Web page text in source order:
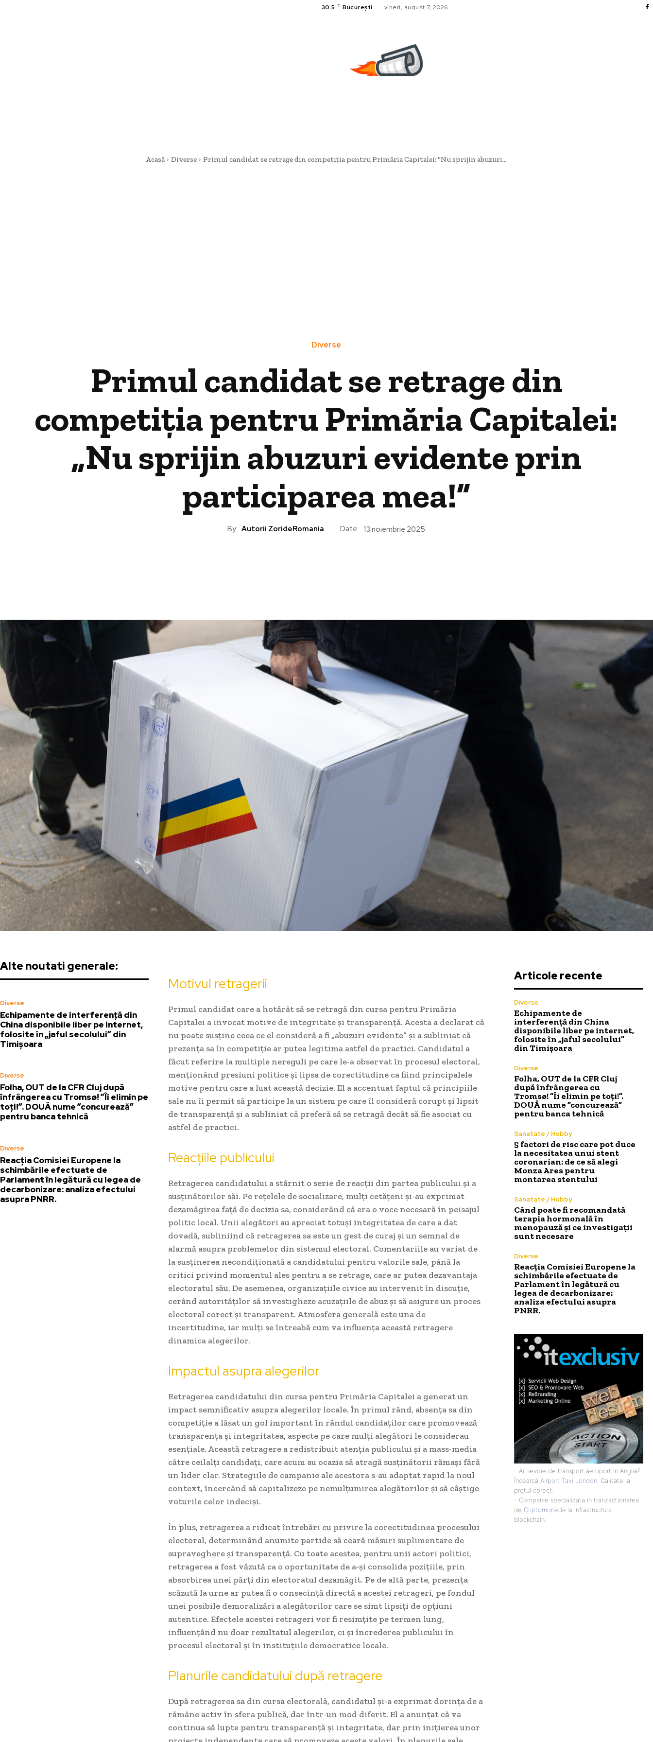
30.5 C București vineri, august 7, 2026
Acasă Diverse Primul candidat se retrage din competiția pentru Primăria Capitalei: "Nu sprijin abuzuri...
Diverse
Primul candidat se retrage din
competiția pentru Primăria Capitalei:
„Nu sprijin abuzuri evidente prin
participarea mea!”
By: Autorii ZorideRomania Date: 13 noiembrie 2025
Alte noutati generale:
Diverse
Echipamente de interferență din
China disponibile liber pe internet,
folosite în „jaful secolului” din
Timișoara
Diverse
Folha, OUT de la CFR Cluj după
înfrângerea cu Tromsø! ”Îi elimin pe
toți!”. DOUĂ nume ”concurează”
pentru banca tehnică
Diverse
Reacția Comisiei Europene la
schimbările efectuate de
Parlament în legătură cu legea de
decarbonizare: analiza efectului
asupra PNRR.
Motivul retragerii
Primul candidat care a hotărât să se retragă din cursa pentru Primăria
Capitalei a invocat motive de integritate și transparență. Acesta a declarat că
nu poate susține ceea ce el consideră a fi „abuzuri evidente” și a subliniat că
prezența sa în competiție ar putea legitima astfel de practici. Candidatul a
făcut referire la multiple nereguli pe care le-a observat în procesul electoral,
menționând presiuni politice și lipsa de corectitudine ca fiind principalele
motive pentru care a luat această decizie. El a accentuat faptul că principiile
sale nu îi permit să participe la un sistem pe care îl consideră corupt și lipsit
de transparență și a subliniat că preferă să se retragă decât să fie asociat cu
astfel de practici.
Reacțiile publicului
Retragerea candidatului a stârnit o serie de reacții din partea publicului și a
susținătorilor săi. Pe rețelele de socializare, mulți cetățeni și-au exprimat
dezamăgirea față de decizia sa, considerând că era o voce necesară în peisajul
politic local. Unii alegători au apreciat totuși integritatea de care a dat
dovadă, subliniind că retragerea sa este un gest de curaj și un semnal de
alarmă asupra problemelor din sistemul electoral. Comentariile au variat de
la susținerea necondiționată a candidatului pentru valorile sale, până la
critici privind momentul ales pentru a se retrage, care ar putea dezavantaja
electoratul său. De asemenea, organizațiile civice au intervenit în discuție,
cerând autorităților să investigheze acuzațiile de abuz și să asigure un proces
electoral corect și transparent. Atmosfera generală este una de
incertitudine, iar mulți se întreabă cum va influența această retragere
dinamica alegerilor.
Impactul asupra alegerilor
Retragerea candidatului din cursa pentru Primăria Capitalei a generat un
impact semnificativ asupra alegerilor locale. În primul rând, absența sa din
competiție a lăsat un gol important în rândul candidaților care promovează
transparența și integritatea, aspecte pe care mulți alegători le considerau
esențiale. Această retragere a redistribuit atenția publicului și a mass-media
către ceilalți candidați, care acum au ocazia să atragă susținătorii rămași fără
un lider clar. Strategiile de campanie ale acestora s-au adaptat rapid la noul
context, încercând să capitalizeze pe nemulțumirea alegătorilor și să câștige
voturile celor indeciși.
În plus, retragerea a ridicat întrebări cu privire la corectitudinea procesului
electoral, determinând anumite partide să ceară măsuri suplimentare de
supraveghere și transparență. Cu toate acestea, pentru unii actori politici,
retragerea a fost văzută ca o oportunitate de a-și consolida pozițiile, prin
absorbirea unei părți din electoratul dezamăgit. Pe de altă parte, prezența
scăzută la urne ar putea fi o consecință directă a acestei retrageri, pe fondul
unei posibile demoralizări a alegătorilor care se simt lipsiți de opțiuni
autentice. Efectele acestei retrageri vor fi resimțite pe termen lung,
influențând nu doar rezultatul alegerilor, ci și încrederea publicului în
procesul electoral și în instituțiile democratice locale.
Planurile candidatului după retragere
După retragerea sa din cursa electorală, candidatul și-a exprimat dorința de a
rămâne activ în sfera publică, dar într-un mod diferit. El a anunțat că va
continua să lupte pentru transparență și integritate, dar prin inițierea unor
Articole recente
Diverse
Echipamente de
interferență din China
disponibile liber pe internet,
folosite în „jaful secolului”
din Timișoara
Diverse
Folha, OUT de la CFR Cluj
după înfrângerea cu
Tromsø! ”Îi elimin pe toți!”.
DOUĂ nume ”concurează”
pentru banca tehnică
Sanatate / Hobby
5 factori de risc care pot duce
la necesitatea unui stent
coronarian: de ce să alegi
Monza Ares pentru
montarea stentului
Sanatate / Hobby
Când poate fi recomandată
terapia hormonală în
menopauză și ce investigații
sunt necesare
Diverse
Reacția Comisiei Europene la
schimbările efectuate de
Parlament în legătură cu
legea de decarbonizare:
analiza efectului asupra
PNRR.
- Ai nevoie de transport aeroport in Anglia?
Încearcă Airport Taxi London . Calitate la
prețul corect.
- Companie specializata in tranzactionarea
de Criptomonede si infrastructura
blockchain.